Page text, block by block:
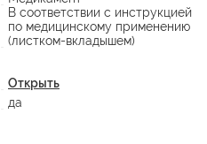
В соответствии с инструкцией
по медицинскому применению
(листком-вкладышем)
Открыть
да